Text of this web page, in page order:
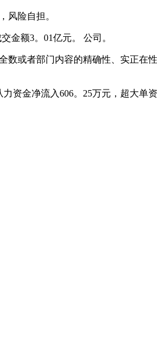
险自担。
金额3。01亿元。 公司。
或者部门内容的精确性、实正在
金净流入606。25万元，超大单